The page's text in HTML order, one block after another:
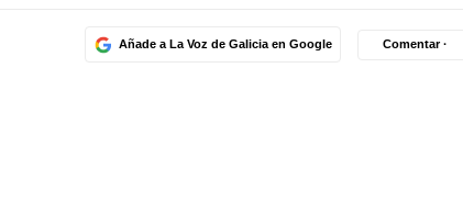
Añade a La Voz de Galicia en Google Comentar ·